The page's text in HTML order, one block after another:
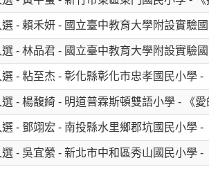
- 賴禾妍 - 國立臺中教育大學附設實驗
- 林品君 - 國立臺中教育大學附設實驗
- 粘至杰 - 彰化縣彰化市忠孝國民小學 -
- 楊馥綺 - 明道普霖斯頓雙語小學 - 《愛
- 鄧翊宏 - 南投縣水里鄉郡坑國民小學 -
- 吳宜縈 - 新北市中和區秀山國民小學 -